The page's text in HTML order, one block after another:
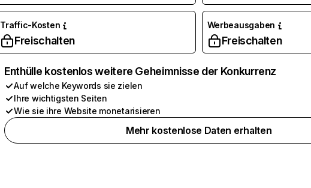
Traffic-Kosten
Freischalten
Werbeausgaben
Freischalten
Enthülle kostenlos weitere Geheimnisse der Konkurrenz
Auf welche Keywords sie zielen
Ihre wichtigsten Seiten
Wie sie ihre Website monetarisieren
Mehr kostenlose Daten erhalten